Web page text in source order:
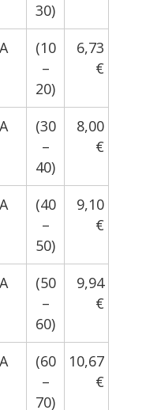
30)
(10
–
20)
6,73
€
(30
–
40)
8,00
€
(40
–
50)
9,10
€
(50
–
60)
9,94
€
(60
–
70)
10,67
€